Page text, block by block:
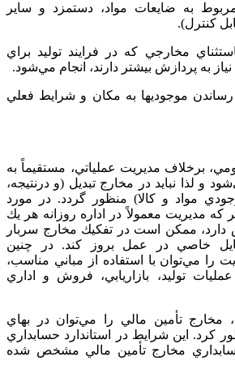
به‌ ضايعات‌ مواد، دستمزد و ساير
كنترل‌).
مخارجي‌ كه‌ در فرايند توليد براي‌
به‌ پردازش‌ بيشتر دارند، انجام‌ مي‌شود.
موجوديها به‌ مكان‌ و شرايط‌ فعلي‌
برخلاف‌ مديريت‌ عملياتي‌، مستقيماً به‌
و لذا نبايد در مخارج‌ تبديل‌ (و درنتيجه‌،
مواد و کالا) منظور گردد. در مورد
مديريت‌ معمولاً در اداره‌ روزانه‌ هر يك‌
دارد، ممكن‌ است‌ در تفكيك‌ مخارج‌ سربار
خاصي‌ در عمل‌ بروز كند. در چنين‌
را مي‌توان‌ با استفاده‌ از مباني‌ مناسب‌،
توليد، بازاريابي‌، فروش‌ و اداري‌
مخارج‌ تأمين‌ مالي‌ را مي‌توان‌ در بهاي‌
كرد. اين‌ شرايط‌ در استاندارد حسابداري‌
حسابداري‌ مخارج‌ تأمين‌ مالي‌ مشخص‌ شده‌